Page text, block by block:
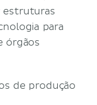
estruturas
para
órgãos
de produção